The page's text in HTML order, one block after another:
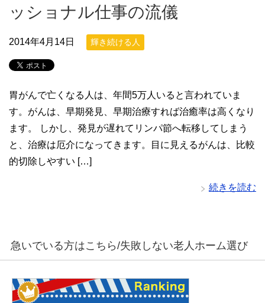
ッショナル仕事の流儀
2014年4月14日 輝き続ける人
胃がんで亡くなる人は、年間5万人いると言われていま
す。がんは、早期発見、早期治療すれば治癒率は高くなり
ます。 しかし、発見が遅れてリンパ節へ転移してしまう
と、治療は厄介になってきます。目に見えるがんは、比較
的切除しやすい […]
続きを読む
急いでいる方はこちら/失敗しない老人ホーム選び